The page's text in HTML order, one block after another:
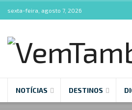
sexta-feira, agosto 7, 2026
NOTÍCIAS DESTINOS